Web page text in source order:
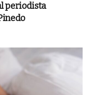
periodista